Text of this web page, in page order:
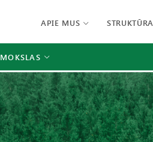
APIE MUS STRUKTŪRA
MOKSLAS